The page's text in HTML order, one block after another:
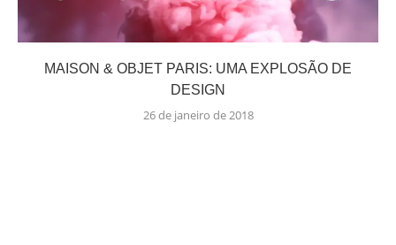
MAISON & OBJET PARIS: UMA EXPLOSÃO DE
DESIGN
26 de janeiro de 2018